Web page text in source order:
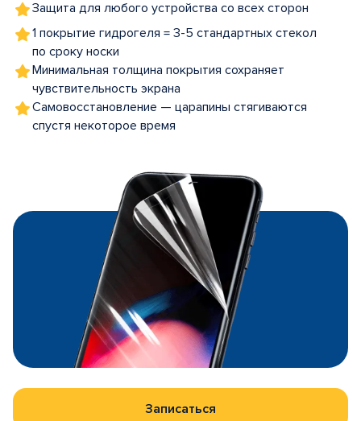
Защита для любого устройства со всех сторон
1 покрытие гидрогеля = 3-5 стандартных стекол
по сроку носки
Минимальная толщина покрытия сохраняет
чувствительность экрана
Самовосстановление — царапины стягиваются
спустя некоторое время
Записаться